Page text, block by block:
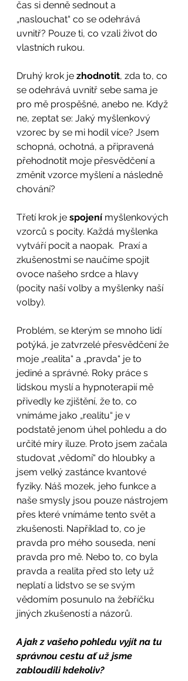
čas si denně sednout a
„naslouchat“ co se odehrává
uvnitř? Pouze ti, co vzali život do
vlastních rukou.
Druhý krok je zhodnotit, zda to, co
se odehrává uvnitř sebe sama je
pro mě prospěšné, anebo ne. Když
ne, zeptat se: Jaký myšlenkový
vzorec by se mi hodil více? Jsem
schopná, ochotná, a připravená
přehodnotit moje přesvědčení a
změnit vzorce myšlení a následně
chování?
Třetí krok je spojení myšlenkových
vzorců s pocity. Každá myšlenka
vytváří pocit a naopak.  Praxí a
zkušenostmi se naučíme spojit
ovoce našeho srdce a hlavy
(pocity naší volby a myšlenky naší
volby).
Problém, se kterým se mnoho lidí
potýká, je zatvrzelé přesvědčení že
moje „realita“ a „pravda“ je to
jediné a správné. Roky práce s
lidskou myslí a hypnoterapií mě
přivedly ke zjištění, že to, co
vnímáme jako „realitu“ je v
podstatě jenom úhel pohledu a do
určité míry iluze. Proto jsem začala
studovat „vědomí“ do hloubky a
jsem velký zastánce kvantové
fyziky. Náš mozek, jeho funkce a
naše smysly jsou pouze nástrojem
přes které vnímáme tento svět a
zkušenosti. Například to, co je
pravda pro mého souseda, není
pravda pro mě. Nebo to, co byla
pravda a realita před sto lety už
neplatí a lidstvo se se svým
vědomím posunulo na žebříčku
jiných zkušeností a názorů.
A jak z vašeho pohledu vyjít na tu
správnou cestu ať už jsme
zabloudili kdekoliv?